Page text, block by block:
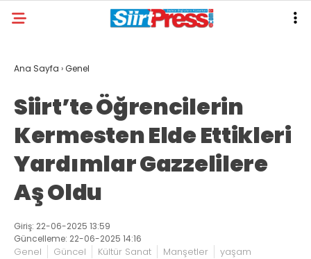
Ana Sayfa ›Genel
Siirt’te Öğrencilerin
Kermesten Elde Ettikleri
Yardımlar Gazzelilere
Aş Oldu
Giriş: 22-06-2025 13:59
Güncelleme: 22-06-2025 14:16
Genel Güncel Kültür Sanat Manşetler yaşam